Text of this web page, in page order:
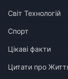
Світ Технологій
Спорт
Цікаві факти
Цитати про